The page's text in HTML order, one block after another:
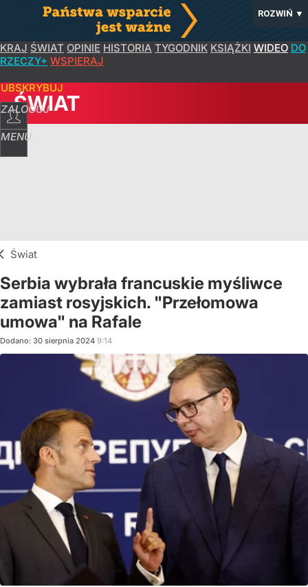
ROZWIŃ ▼
KRAJ ŚWIAT OPINIE HISTORIA TYGODNIK KSIĄŻKI WIDEO DO
RZECZY+ WSPIERAJ
ZALOGUJ
MENU
ŚWIAT
Świat
Serbia wybrała francuskie myśliwce
zamiast rosyjskich. "Przełomowa
umowa" na Rafale
Dodano: 30 sierpnia 2024 9:14